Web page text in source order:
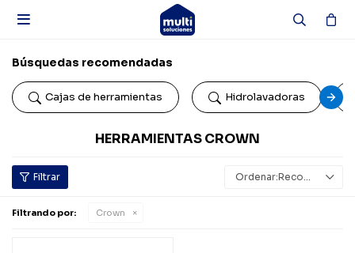

Búsquedas recomendadas
Cajas de herramientas Hidrolavadoras
HERRAMIENTAS CROWN
Recomendados
Filtrando por: Crown